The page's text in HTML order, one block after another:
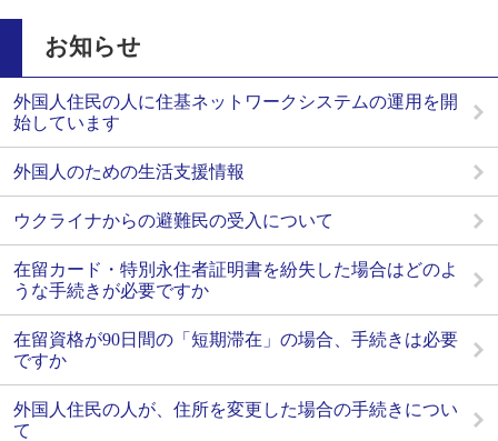
お知らせ
外国人住民の人に住基ネットワークシステムの運用を開
始しています
外国人のための生活支援情報
ウクライナからの避難民の受入について
在留カード・特別永住者証明書を紛失した場合はどのよ
うな手続きが必要ですか
在留資格が90日間の「短期滞在」の場合、手続きは必要
ですか
外国人住民の人が、住所を変更した場合の手続きについ
て